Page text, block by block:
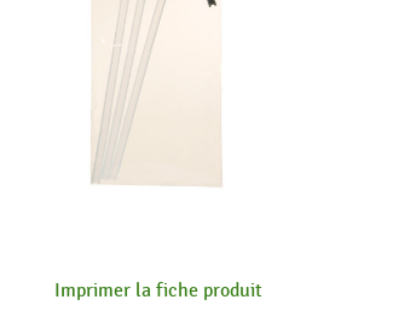
Imprimer la fiche produit